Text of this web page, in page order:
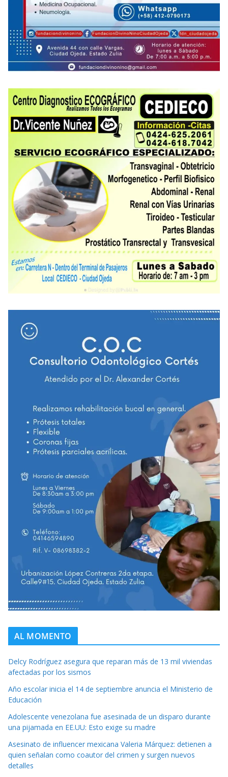
AL MOMENTO
Delcy Rodríguez asegura que reparan más de 13 mil viviendas
afectadas por los sismos
Año escolar inicia el 14 de septiembre anuncia el Ministerio de
Educación
Adolescente venezolana fue asesinada de un disparo durante
una pijamada en EE.UU: Esto exige su madre
Asesinato de influencer mexicana Valeria Márquez: detienen a
quien señalan como coautor del crimen y surgen nuevos
detalles